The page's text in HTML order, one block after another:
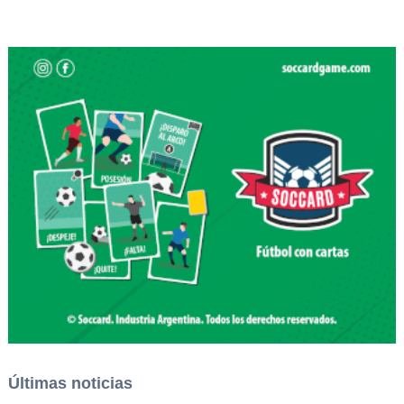
Últimas noticias